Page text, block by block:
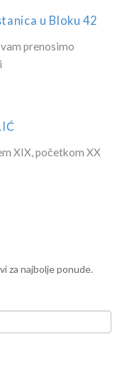
u Bloku 42
prenosimo
XIX, početkom XX
za najbolje ponude.